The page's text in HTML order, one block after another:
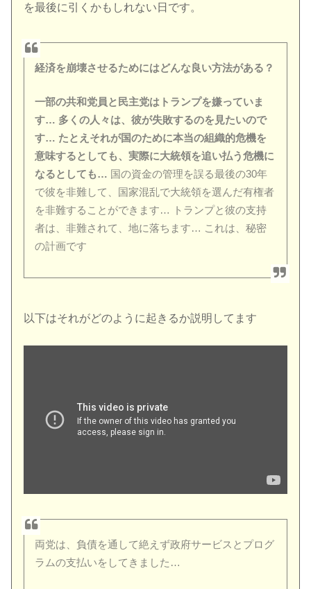
を最後に引くかもしれない日です。
経済を崩壊させるためにはどんな良い方法がある？
一部の共和党員と民主党はトランプを嫌っていま
す… 多くの人々は、彼が失敗するのを見たいので
す… たとえそれが国のために本当の組織的危機を
意味するとしても、実際に大統領を追い払う危機に
なるとしても… 国の資金の管理を誤る最後の30年
で彼を非難して、国家混乱で大統領を選んだ有権者
を非難することができます… トランプと彼の支持
者は、非難されて、地に落ちます… これは、秘密
の計画です
以下はそれがどのように起きるか説明してます
両党は、負債を通して絶えず政府サービスとプログ
ラムの支払いをしてきました…